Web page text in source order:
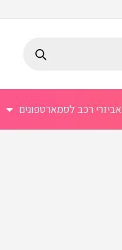
אביזרי רכב לסמארטפונים